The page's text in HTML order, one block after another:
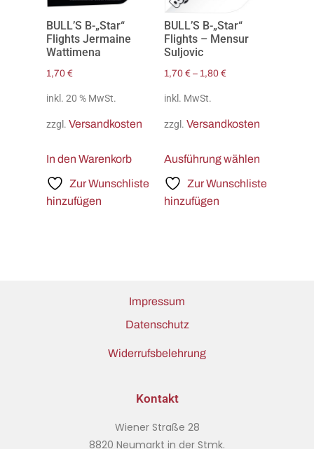
BULL’S B-„Star“
Flights Jermaine
Wattimena
1,70 €
inkl. 20 % MwSt.
zzgl. Versandkosten
In den Warenkorb
Zur Wunschliste
hinzufügen
BULL’S B-„Star“
Flights – Mensur
Suljovic
1,70 € – 1,80 €
inkl. MwSt.
zzgl. Versandkosten
Ausführung wählen
Zur Wunschliste
hinzufügen
Impressum
Datenschutz
Widerrufsbelehrung
Kontakt
Wiener Straße 28
8820 Neumarkt in der Stmk.